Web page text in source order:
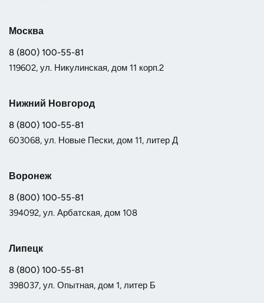
Москва
8 (800) 100-55-81
119602, ул. Никулинская, дом 11 корп.2
Нижний Новгород
8 (800) 100-55-81
603068, ул. Новые Пески, дом 11, литер Д
Воронеж
8 (800) 100-55-81
394092, ул. Арбатская, дом 108
Липецк
8 (800) 100-55-81
398037, ул. Опытная, дом 1, литер Б